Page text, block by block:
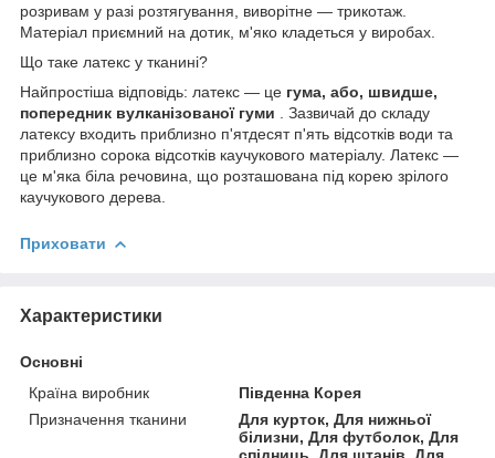
розривам у разі розтягування, виворітне — трикотаж.
Матеріал приємний на дотик, м'яко кладеться у виробах.
Що таке латекс у тканині?
Найпростіша відповідь: латекс — це гума, або, швидше,
попередник вулканізованої гуми . Зазвичай до складу
латексу входить приблизно п'ятдесят п'ять відсотків води та
приблизно сорока відсотків каучукового матеріалу. Латекс —
це м'яка біла речовина, що розташована під корею зрілого
каучукового дерева.
Приховати
Характеристики
Основні
Країна виробник
Південна Корея
Призначення тканини
Для курток, Для нижньої
білизни, Для футболок, Для
спідниць, Для штанів, Для